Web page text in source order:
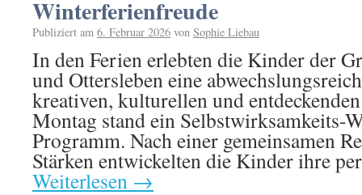
Winterferienfreude
Publiziert am 6. Februar 2026 von Sophie Liebau
In den Ferien erlebten die Kinder der
und Ottersleben eine
kreativen, kulturellen und
Montag stand ein Selbstwirksamkeits-
Programm. Nach einer gemeinsamen
Stärken entwickelten die Kinder ihre
Weiterlesen →